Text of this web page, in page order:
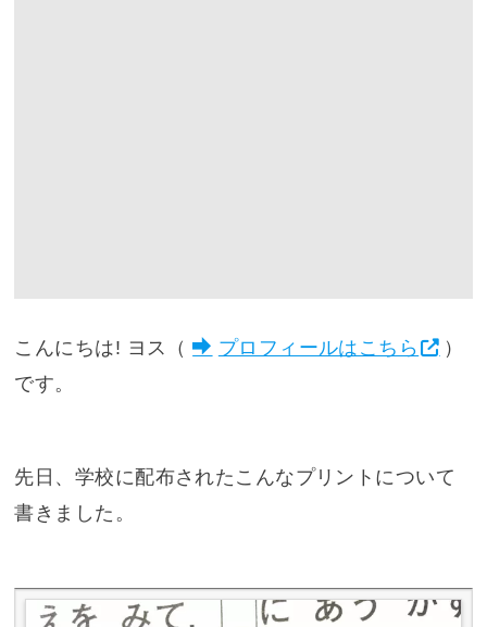
こんにちは! ヨス（ プロフィールはこちら
）
です。
先日、学校に配布されたこんなプリントについて
書きました。